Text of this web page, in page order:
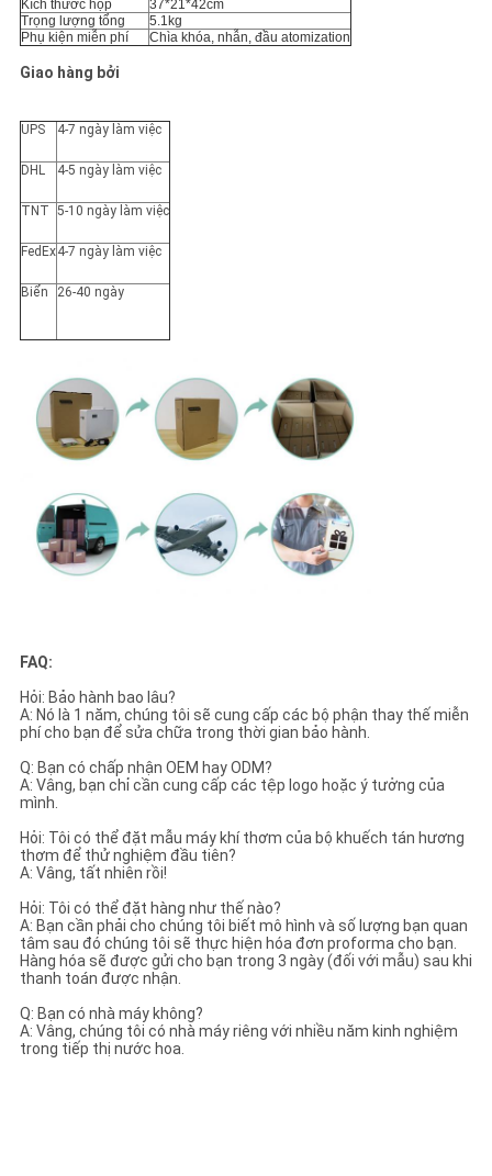
Kích thước hộp
37*21*42cm
Trọng lượng tổng
5.1kg
Phụ kiện miễn phí
Chìa khóa, nhẫn, đầu atomization
Giao hàng bởi
UPS 4-7 ngày làm việc
DHL 4-5 ngày làm việc
TNT 5-10 ngày làm việc
FedEx4-7 ngày làm việc
Biển 26-40 ngày
FAQ:
Hỏi: Bảo hành bao lâu?
A: Nó là 1 năm, chúng tôi sẽ cung cấp các bộ phận thay thế miễn
phí cho bạn để sửa chữa trong thời gian bảo hành.
Q: Bạn có chấp nhận OEM hay ODM?
A: Vâng, bạn chỉ cần cung cấp các tệp logo hoặc ý tưởng của
mình.
Hỏi: Tôi có thể đặt mẫu máy khí thơm của bộ khuếch tán hương
thơm để thử nghiệm đầu tiên?
A: Vâng, tất nhiên rồi!
Hỏi: Tôi có thể đặt hàng như thế nào?
A: Bạn cần phải cho chúng tôi biết mô hình và số lượng bạn quan
tâm sau đó chúng tôi sẽ thực hiện hóa đơn proforma cho bạn.
Hàng hóa sẽ được gửi cho bạn trong 3 ngày (đối với mẫu) sau khi
thanh toán được nhận.
Q: Bạn có nhà máy không?
A: Vâng, chúng tôi có nhà máy riêng với nhiều năm kinh nghiệm
trong tiếp thị nước hoa.